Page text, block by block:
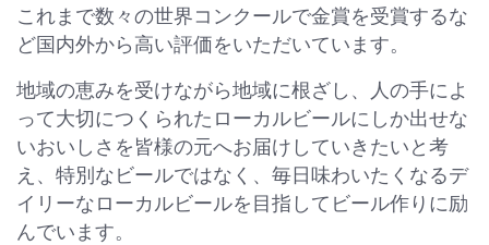
これまで数々の世界コンクールで金賞を受賞するな
ど国内外から高い評価をいただいています。
地域の恵みを受けながら地域に根ざし、人の手によ
って大切につくられたローカルビールにしか出せな
いおいしさを皆様の元へお届けしていきたいと考
え、特別なビールではなく、毎日味わいたくなるデ
イリーなローカルビールを目指してビール作りに励
んでいます。